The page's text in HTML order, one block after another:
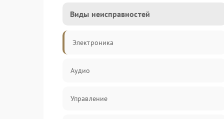
Виды неисправностей
Электроника
Аудио
Управление